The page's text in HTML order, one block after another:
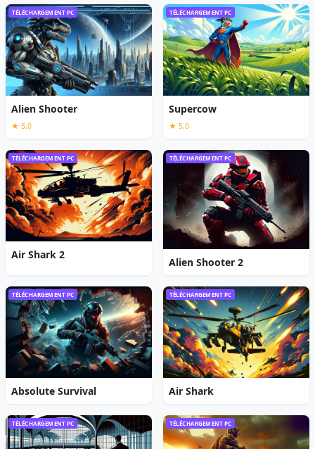
TÉLÉCHARGEMENT PC
Alien Shooter
★ 5,0
TÉLÉCHARGEMENT PC
Supercow
★ 5,0
TÉLÉCHARGEMENT PC
Air Shark 2
TÉLÉCHARGEMENT PC
Alien Shooter 2
TÉLÉCHARGEMENT PC
Absolute Survival
TÉLÉCHARGEMENT PC
Air Shark
TÉLÉCHARGEMENT PC TÉLÉCHARGEMENT PC